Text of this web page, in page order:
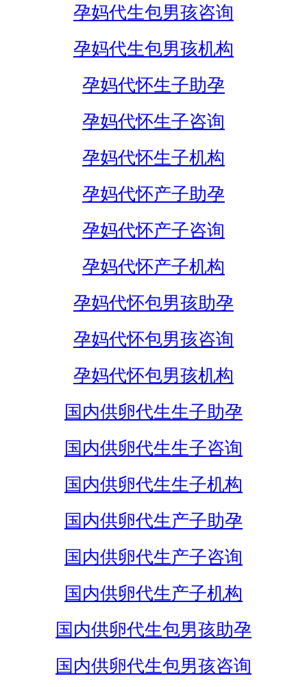
孕妈代生包男孩咨询
孕妈代生包男孩机构
孕妈代怀生子助孕
孕妈代怀生子咨询
孕妈代怀生子机构
孕妈代怀产子助孕
孕妈代怀产子咨询
孕妈代怀产子机构
孕妈代怀包男孩助孕
孕妈代怀包男孩咨询
孕妈代怀包男孩机构
国内供卵代生生子助孕
国内供卵代生生子咨询
国内供卵代生生子机构
国内供卵代生产子助孕
国内供卵代生产子咨询
国内供卵代生产子机构
国内供卵代生包男孩助孕
国内供卵代生包男孩咨询